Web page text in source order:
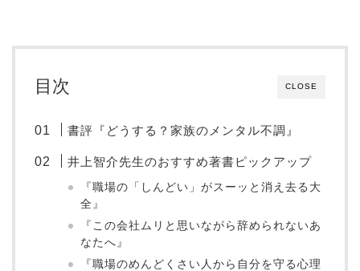
CLOSE
目次
書評『どうする？家族のメンタル不調』
井上智介先生のおすすめ著書ピックアップ
『職場の「しんどい」がスーッと消え去る大
全』
『この会社ムリと思いながら辞められないあ
なたへ』
『職場のめんどくさい人から自分を守る心理